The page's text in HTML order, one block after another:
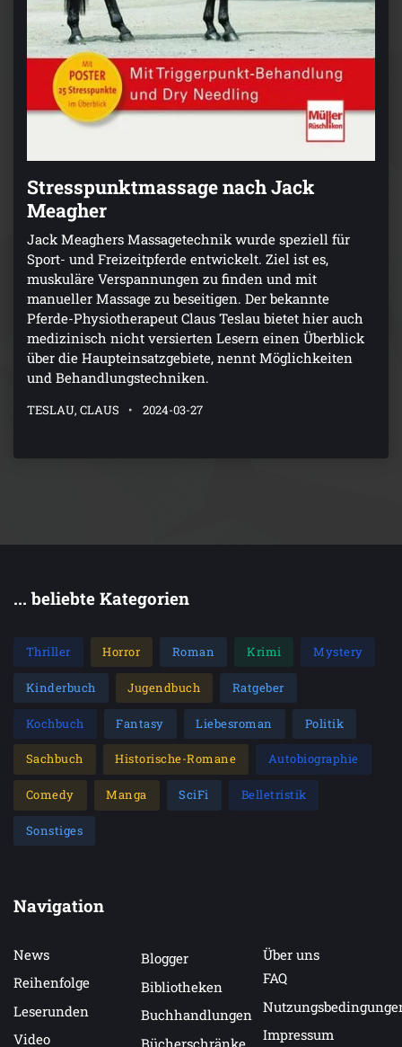
Stresspunktmassage nach Jack
Meagher
Jack Meaghers Massagetechnik wurde speziell für
Sport- und Freizeitpferde entwickelt. Ziel ist es,
muskuläre Verspannungen zu finden und mit
manueller Massage zu beseitigen. Der bekannte
Pferde-Physiotherapeut Claus Teslau bietet hier auch
medizinisch nicht versierten Lesern einen Überblick
über die Haupteinsatzgebiete, nennt Möglichkeiten
und Behandlungstechniken.
TESLAU, CLAUS 2024-03-27
... beliebte Kategorien
Thriller Horror Roman Krimi Mystery
Kinderbuch Jugendbuch Ratgeber
Kochbuch Fantasy Liebesroman Politik
Sachbuch Historische-Romane Autobiographie
Comedy Manga SciFi Belletristik
Sonstiges
Navigation
News
Reihenfolge
Leserunden
Video
Blogger
Bibliotheken
Buchhandlungen
Über uns
FAQ
Impressum